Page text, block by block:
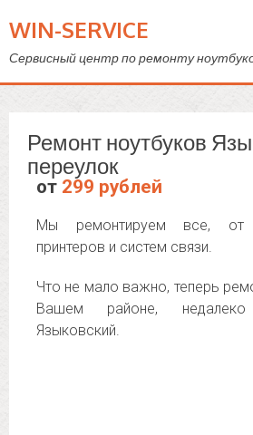
WIN-SERVICE
Сервисный центр по ремонту
Ремонт ноутбуков
переулок
от 299 рублей
Мы ремонтируем все, от
принтеров и систем связи.
Что не мало важно, теперь
Вашем районе,
Языковский.